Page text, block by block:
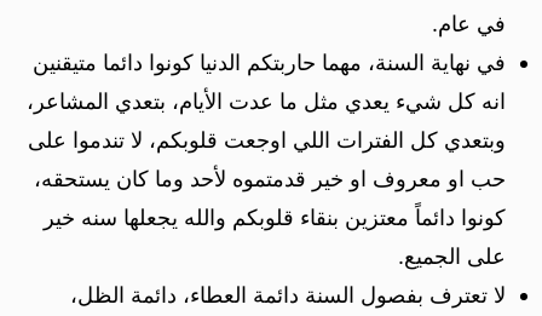
في عام.
في نهاية السنة، مهما حاربتكم الدنيا كونوا دائما متيقنين
انه كل شيء يعدي مثل ما عدت الأيام، بتعدي المشاعر،
وبتعدي كل الفترات اللي اوجعت قلوبكم، لا تندموا على
حب او معروف او خير قدمتموه لأحد وما كان يستحقه،
كونوا دائماً معتزين بنقاء قلوبكم والله يجعلها سنه خير
على الجميع.
لا تعترف بفصول السنة دائمة العطاء، دائمة الظل،